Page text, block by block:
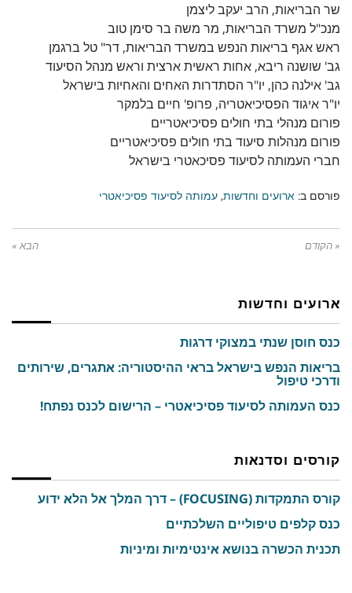
שר הבריאות, הרב יעקב ליצמן
מנכ"ל משרד הבריאות, מר משה בר סימן טוב
ראש אגף בריאות הנפש במשרד הבריאות, דר" טל ברגמן
גב' שושנה ריבא, אחות ראשית ארצית וראש מנהל הסיעוד
גב' אילנה כהן, יו"ר הסתדרות האחים והאחיות בישראל
יו"ר איגוד הפסיכיאטריה, פרופ' חיים בלמקר
פורום מנהלי בתי חולים פסיכיאטריים
פורום מנהלות סיעוד בתי חולים פסיכיאטריים
חברי העמותה לסיעוד פסיכאטרי בישראל
פורסם ב: ארועים וחדשות, עמותה לסיעוד פסיכיאטרי
« הקודם הבא »
ארועים וחדשות
כנס חוסן שנתי במצוקי דרגות
בריאות הנפש בישראל בראי ההיסטוריה: אתגרים, שירותים
ודרכי טיפול
כנס העמותה לסיעוד פסיכיאטרי – הרישום לכנס נפתח!
קורסים וסדנאות
קורס התמקדות (FOCUSING) – דרך המלך אל הלא ידוע
כנס קלפים טיפוליים השלכתיים
תכנית הכשרה בנושא אינטימיות ומיניות